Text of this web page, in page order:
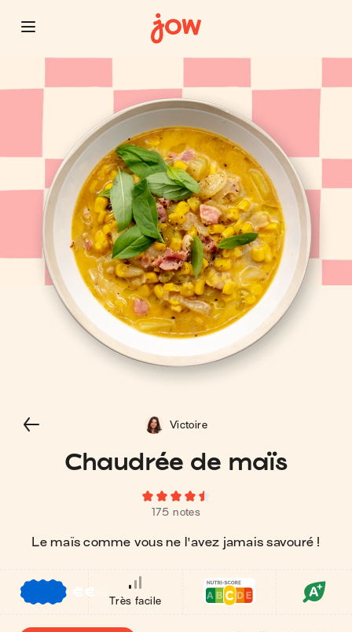
Chaudrée de maïs
175 notes
Le maïs comme vous ne l'avez jamais savouré !
Victoire
€€
Très facile